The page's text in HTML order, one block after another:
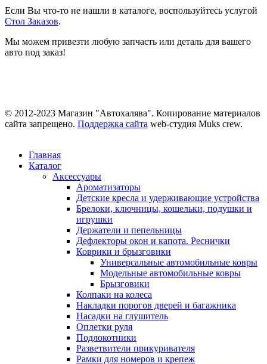
Если Вы что-то не нашли в каталоге, воспользуйтесь услугой
Стол Заказов.
Мы можем привезти любую запчасть или деталь для вашего
авто под заказ!
© 2012-2023 Магазин "Автохалява". Копирование материалов
сайта запрещено. Поддержка сайта web-студия Muks crew.
Главная
Каталог
Аксессуары
Ароматизаторы
Детские кресла и удерживающие устройства
Брелоки, ключницы, кошельки, подушки и
игрушки
Держатели и пепельницы
Дефлекторы окон и капота. Реснички
Коврики и брызговики
Универсальные автомобильные ковры
Модельные автомобильные ковры
Брызговики
Колпаки на колеса
Накладки порогов дверей и багажника
Насадки на глушитель
Оплетки руля
Подлокотники
Разветвители прикуривателя
Рамки для номеров и крепеж